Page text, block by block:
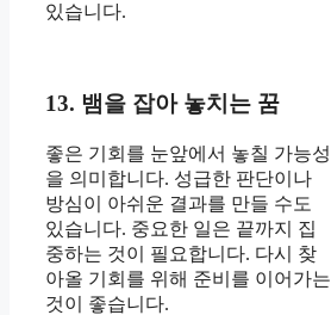
있습니다.
13. 뱀을 잡아 놓치는 꿈
좋은 기회를 눈앞에서 놓칠 가능성
을 의미합니다. 성급한 판단이나
방심이 아쉬운 결과를 만들 수도
있습니다. 중요한 일은 끝까지 집
중하는 것이 필요합니다. 다시 찾
아올 기회를 위해 준비를 이어가는
것이 좋습니다.